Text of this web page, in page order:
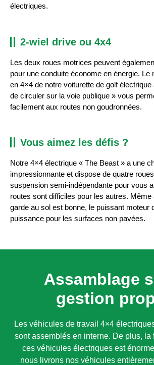
électriques.
Vous aimez les défis ?
Notre 4×4 électrique « The Beast » a une
impressionnante et dispose de quatre
suspension semi-indépendante pour vous
routes sont difficiles pour les autres. Même
garde au sol est bonne, le puissant moteur
puissance pour les surfaces non pavées.
2-wiel drive ou 4x4
Les deux roues motrices peuvent
pour une conduite économe en énergie. Le
en 4×4 de notre voiturette de golf
de circuler sur la voie publique » vous
facilement aux routes non goudronnées.
Assamblage
gestion
Les véhicules de travail 4×4
sont assemblés en interne. De plus, la
ces véhicules électriques est
nous livrons nos véhicules